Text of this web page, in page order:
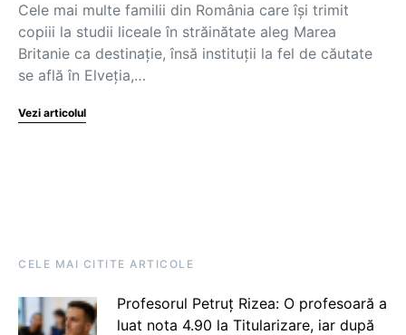
Cele mai multe familii din România care își trimit
copiii la studii liceale în străinătate aleg Marea
Britanie ca destinație, însă instituții la fel de căutate
se află în Elveția,…
Vezi articolul
CELE MAI CITITE ARTICOLE
Profesorul Petruț Rizea: O profesoară a
luat nota 4.90 la Titularizare, iar după